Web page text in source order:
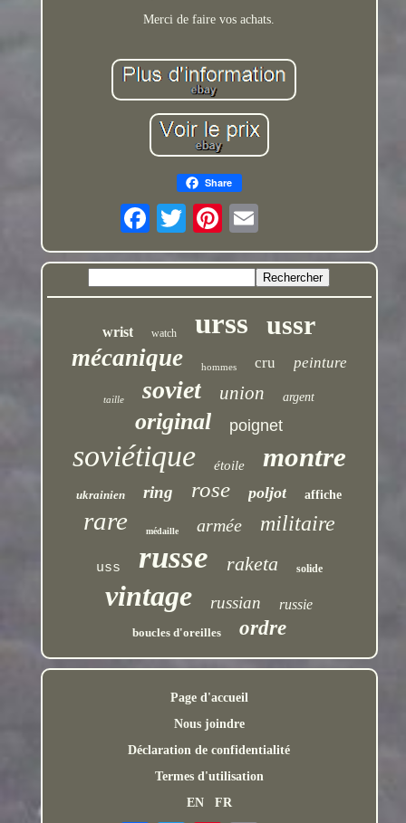
Merci de faire vos achats.
Share
wrist watch urss ussr
mécanique hommes cru peinture
taille soviet union argent
original poignet
soviétique étoile montre
ukrainien ring rose poljot affiche
rare médaille armée militaire
uss russe raketa solide
vintage russian russie
boucles d'oreilles ordre
Page d'accueil
Nous joindre
Déclaration de confidentialité
Termes d'utilisation
EN
FR